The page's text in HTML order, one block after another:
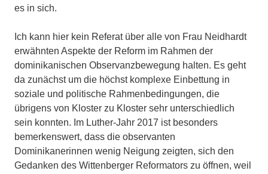
es in sich.
Ich kann hier kein Referat über alle von Frau Neidhardt
erwähnten Aspekte der Reform im Rahmen der
dominikanischen Observanzbewegung halten. Es geht
da zunächst um die höchst komplexe Einbettung in
soziale und politische Rahmenbedingungen, die
übrigens von Kloster zu Kloster sehr unterschiedlich
sein konnten. Im Luther-Jahr 2017 ist besonders
bemerkenswert, dass die observanten
Dominikanerinnen wenig Neigung zeigten, sich den
Gedanken des Wittenberger Reformators zu öffnen, weil